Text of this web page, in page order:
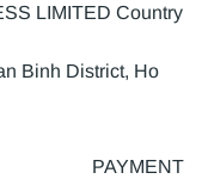
LIMITED Country
Binh District, Ho
PAYMENT